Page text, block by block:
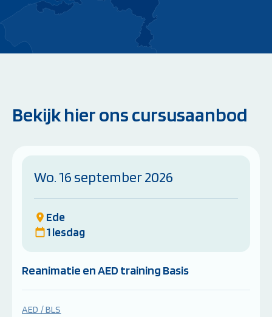
Bekijk hier ons cursusaanbod
Wo. 16 september 2026
Ede
1 lesdag
Reanimatie en AED training Basis
AED / BLS